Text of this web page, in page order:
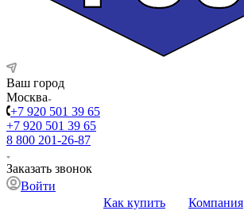
Ваш город
Москва
+7 920 501 39 65
+7 920 501 39 65
8 800 201-26-87
Заказать звонок
Войти
Как купить
Компания